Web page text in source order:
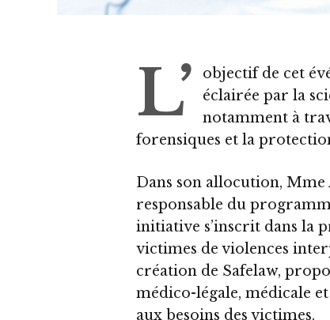
L’
objectif de cet
éclairée par la
notamment à
forensiques et la
Dans son allocution,
responsable du
initiative s’inscrit dans la
victimes de violences
création de Safelaw,
médico-légale, médicale
aux besoins des victimes.